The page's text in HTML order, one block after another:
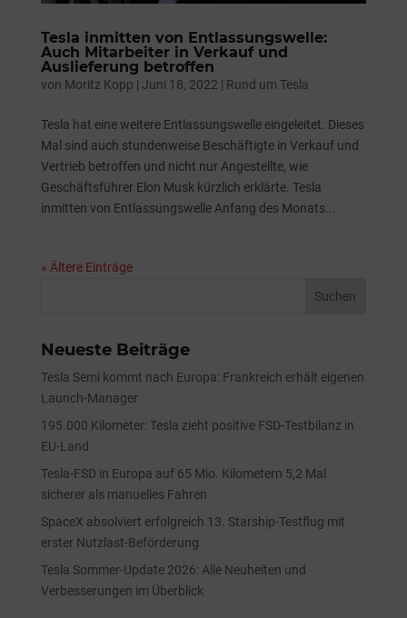
Tesla inmitten von Entlassungswelle:
Auch Mitarbeiter in Verkauf und
Auslieferung betroffen
von Moritz Kopp | Juni 18, 2022 | Rund um Tesla
Tesla hat eine weitere Entlassungswelle eingeleitet. Dieses
Mal sind auch stundenweise Beschäftigte in Verkauf und
Vertrieb betroffen und nicht nur Angestellte, wie
Geschäftsführer Elon Musk kürzlich erklärte. Tesla
inmitten von Entlassungswelle Anfang des Monats...
« Ältere Einträge
Neueste Beiträge
Tesla Semi kommt nach Europa: Frankreich erhält eigenen
Launch-Manager
195.000 Kilometer: Tesla zieht positive FSD-Testbilanz in
EU-Land
Tesla-FSD in Europa auf 65 Mio. Kilometern 5,2 Mal
sicherer als manuelles Fahren
SpaceX absolviert erfolgreich 13. Starship-Testflug mit
erster Nutzlast-Beförderung
Tesla Sommer-Update 2026: Alle Neuheiten und
Verbesserungen im Überblick